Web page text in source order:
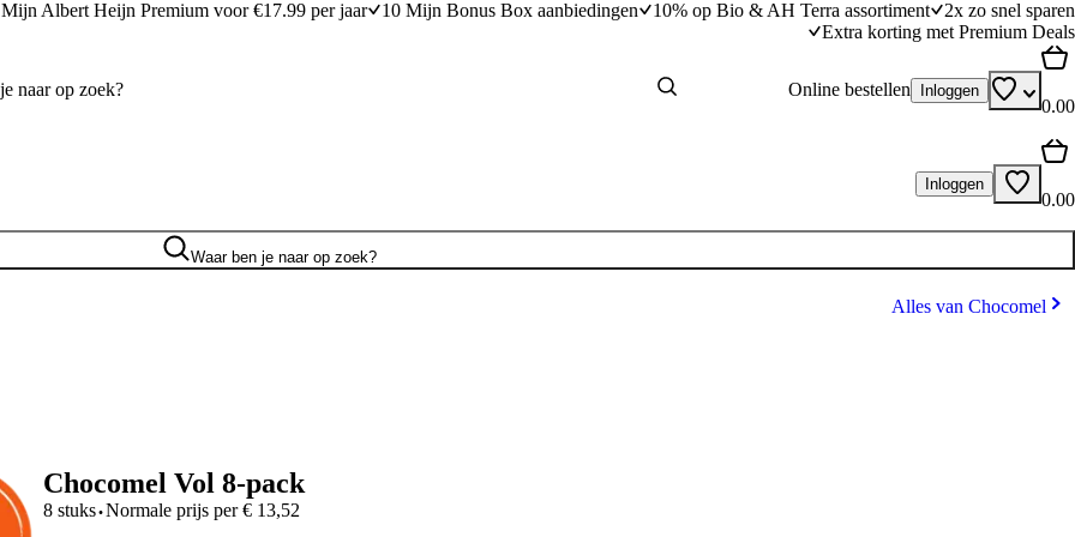
Mijn Albert Heijn Premium voor €17.99 per jaar 10 Mijn Bonus Box aanbiedingen 10% op Bio & AH Terra assortiment
2x zo snel sparen
Extra korting met Premium Deals
Online bestellen Inloggen
0.00
Inloggen
0.00
Waar ben je naar op zoek?
Alles van Chocomel
Chocomel Vol 8-pack
8 stuks·Normale prijs per € 13,52